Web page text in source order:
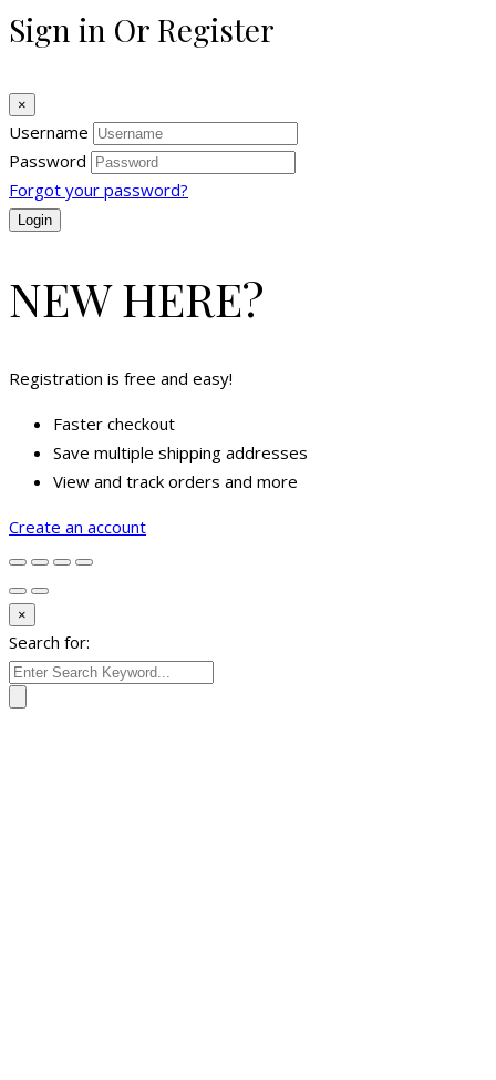
Sign in Or Register
×
Username
Password
Forgot your password?
NEW HERE?
Registration is free and easy!
Faster checkout
Save multiple shipping addresses
View and track orders and more
Create an account
×
Search for: